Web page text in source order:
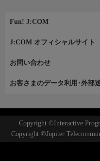
Fun! J:COM
J:COM オフィシャルサイト
お問い合わせ
お客さまのデータ利用･外部
Copyright ©Interactive
Copyright ©Jupiter